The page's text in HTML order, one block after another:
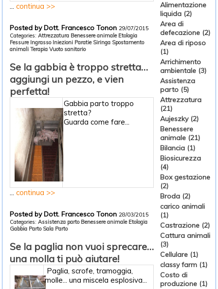
...continua >>
Posted by Dott. Francesco Tonon 29/07/2015
Categories:Attrezzatura Benessere animale Etologia
Fessure Ingrasso Iniezioni Paratie Siringa Spostamento
animali Terapia Vuoto sanitario
Se la gabbia è troppo stretta…
aggiungi un pezzo, e vien
perfetta!
Gabbia parto troppo
stretta?
Guarda come fare...
...continua >>
Posted by Dott. Francesco Tonon 28/03/2015
Categories:Assistenza parto Benessere animale Etologia
Gabbia Parto Sala Parto
Se la paglia non vuoi sprecare…
una molla ti può aiutare!
Paglia, scrofe, tramoggia,
molle... una miscela esplosiva...
Alimentazione
liquida (2)
Area di
defecazione (2)
Area di riposo
(1)
Arrichimento
ambientale (3)
Assistenza
parto (5)
Attrezzatura
(21)
Aujeszky (2)
Benessere
animale (21)
Bilancia (1)
Biosicurezza
(4)
Box gestazione
(2)
Broda (2)
carico animali
(1)
Castrazione (2)
Cattura animali
(3)
Cellulare (1)
classy farm (1)
Costo di
produzione (1)